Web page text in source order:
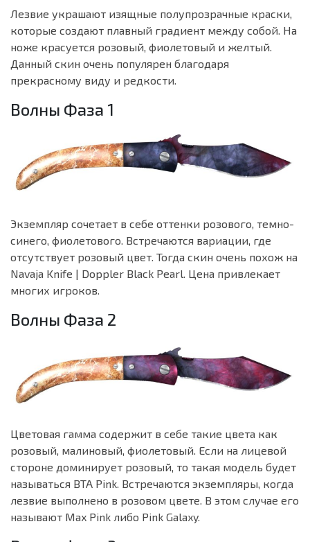
Лезвие украшают изящные полупрозрачные краски,
которые создают плавный градиент между собой. На
ноже красуется розовый, фиолетовый и желтый.
Данный скин очень популярен благодаря
прекрасному виду и редкости.
Волны Фаза 1
Экземпляр сочетает в себе оттенки розового, темно-
синего, фиолетового. Встречаются вариации, где
отсутствует розовый цвет. Тогда скин очень похож на
Navaja Knife | Doppler Black Pearl. Цена привлекает
многих игроков.
Волны Фаза 2
Цветовая гамма содержит в себе такие цвета как
розовый, малиновый, фиолетовый. Если на лицевой
стороне доминирует розовый, то такая модель будет
называться BTA Pink. Встречаются экземпляры, когда
лезвие выполнено в розовом цвете. В этом случае его
называют Max Pink либо Pink Galaxy.